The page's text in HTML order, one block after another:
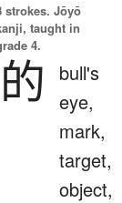
strokes. Jōyō
taught in
4.
的
bull's
eye,
mark,
target,
object,